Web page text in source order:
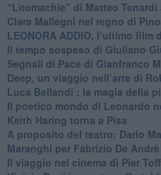
​“Litomachie” di Matteo
​Clara Mallegni nel regno di
​LEONORA ADDIO, l’ultimo film
Il tempo sospeso di Giuliano
Segnali di Pace di Gianfranco
​Deep, un viaggio nell’arte di
​Luca Bellandi : la magia della
​Il poetico mondo di Leonardo
​Keith Haring torna a Pisa
​A proposito del teatro: Dario
Maranghi per Fabrizio De Andrè
​Il viaggio nel cinema di Pier